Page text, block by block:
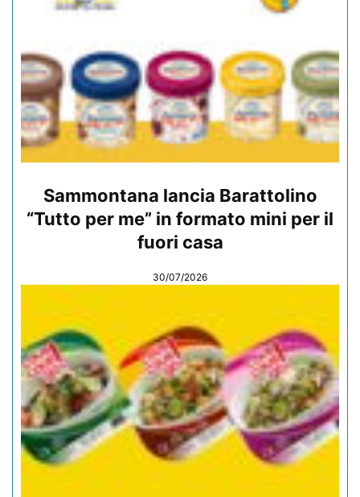
Sammontana lancia Barattolino
“Tutto per me” in formato mini per il
fuori casa
30/07/2026